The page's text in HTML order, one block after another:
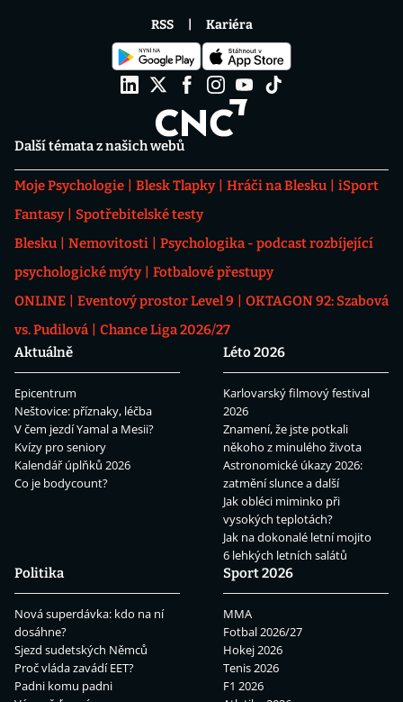
Další témata z našich webů
Moje Psychologie Blesk Tlapky Hráči na Blesku
iSport
Fantasy
Spotřebitelské testy
Blesku
Nemovitosti
Psychologika - podcast rozbíjející
psychologické mýty
Fotbalové přestupy
ONLINE
Eventový prostor Level 9
OKTAGON 92: Szabová
vs. Pudilová
Chance Liga 2026/27
Aktuálně
Epicentrum
Neštovice: příznaky, léčba
V čem jezdí Yamal a Mesii?
Kvízy pro seniory
Kalendář úplňků 2026
Co je bodycount?
Léto 2026
Karlovarský filmový festival
2026
Znamení, že jste potkali
někoho z minulého života
Astronomické úkazy 2026:
zatmění slunce a další
Jak obléci miminko při
vysokých teplotách?
Jak na dokonalé letní mojito
6 lehkých letních salátů
Politika
Nová superdávka: kdo na ní
dosáhne?
Sjezd sudetských Němců
Proč vláda zavádí EET?
Padni komu padni
Sport 2026
MMA
Fotbal 2026/27
Hokej 2026
Tenis 2026
F1 2026
RSS Kariéra